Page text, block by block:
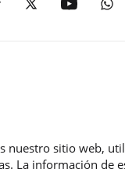
nuestro sitio web,
La información de